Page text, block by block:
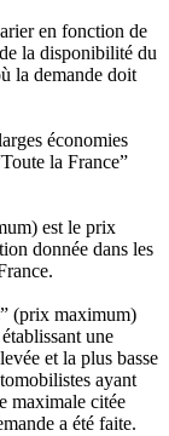
en fonction de
la disponibilité du
la demande doit
économies
la France”
est le prix
donnée dans les
(prix maximum)
une
et la plus basse
ayant
maximale citée
a été faite.